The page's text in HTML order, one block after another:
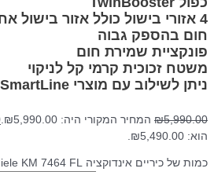
4 אזורי בישול כולל אזור בישול אחד
חום בהספק גבוה
פונקציית שמירת חום
משטח זכוכית קרמי קל לניקוי
ניתן לשילוב עם מוצרי SmartLine
₪5,990.00 המחיר המקורי היה: ₪5,990.00.
הוא: ₪5,490.00.